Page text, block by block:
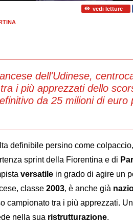
vedi letture
dell'Udinese,
i più apprezzati dello
da 25 milioni di euro
definibile persino come
sprint della Fiorentina e di
versatile in grado di agire un
classe 2003, è anche già
campionato tra i più apprezzati.
nella sua ristrutturazione.